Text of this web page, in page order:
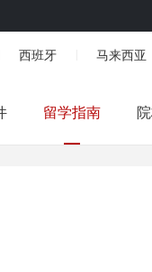
西班牙 马来西亚
留学指南